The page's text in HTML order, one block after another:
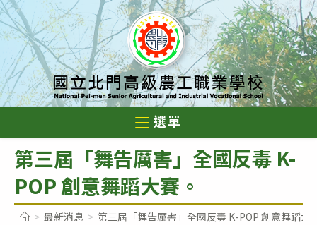
跳
轉
主
要
內
選單
第三屆「舞告厲害」全國反毒 K-
POP 創意舞蹈大賽。
> 最新消息 > 第三屆「舞告厲害」全國反毒 K-POP 創意舞蹈大